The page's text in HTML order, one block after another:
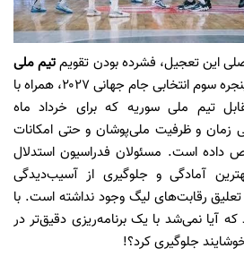
این تعجیل، فشرده بودن تقویمتیم ملی
عنوان شده است. پنجره سوم انتخابی جام جهانی ۲۰۲۷، همراه با
تیم ملی سوریه که برای خرداد ماه
زمان و ظرفیت ملی‌پوشان و حتی امکانات
داده است. مسئولان فدراسیون استدلال
آمادگی و جلوگیری از آسیب‌دیدگی
تعلیق رقابت‌های لیگ وجود نداشته است. با
آیا نمی‌شد با یک برنامه‌ریزی دقیق‌تر در
جلوگیری کرد؟!